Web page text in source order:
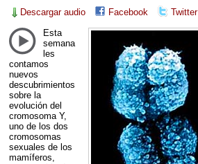
Descargar audio Facebook Twitter
Esta
semana
les
contamos
nuevos
descubrimientos
sobre la
evolución del
cromosoma Y,
uno de los dos
cromosomas
sexuales de los
mamíferos,